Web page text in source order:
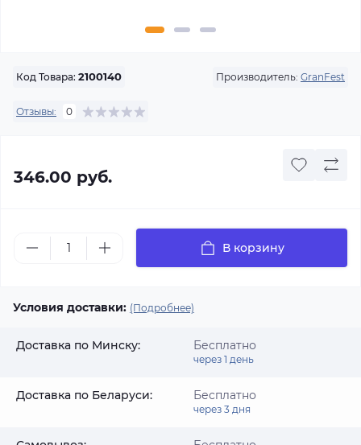
Код Товара: 2100140 Производитель: GranFest
Отзывы: 0
346.00 руб.
В корзину
Условия доставки: (Подробнее)
Доставка по Минску: Бесплатно
через 1 день
Доставка по Беларуси: Бесплатно
через 3 дня